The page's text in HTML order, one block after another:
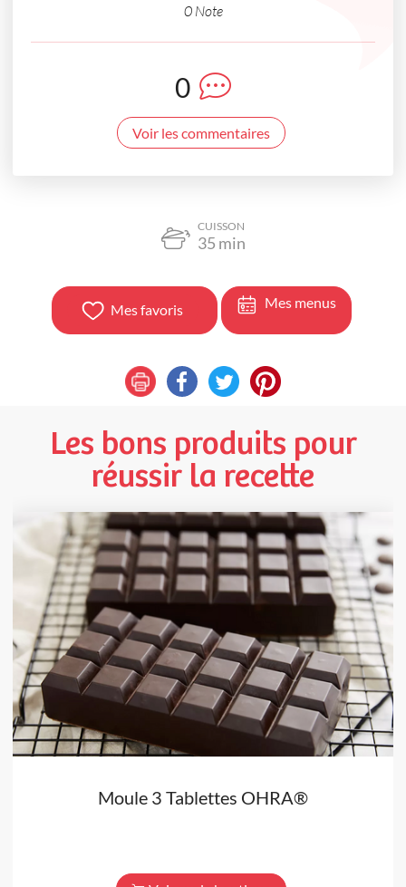
0 Note
0
Voir les commentaires
CUISSON
35 min
Mes favoris Mes menus
Les bons produits pour
réussir la recette
Moule 3 Tablettes OHRA®